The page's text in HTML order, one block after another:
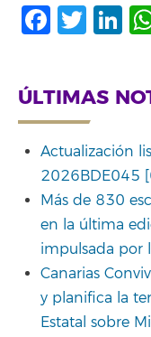
ÚLTIMAS
Actualización
2026BDE045
Más de 830
en la última
impulsada por
Canarias
y planifica la
Estatal sobre